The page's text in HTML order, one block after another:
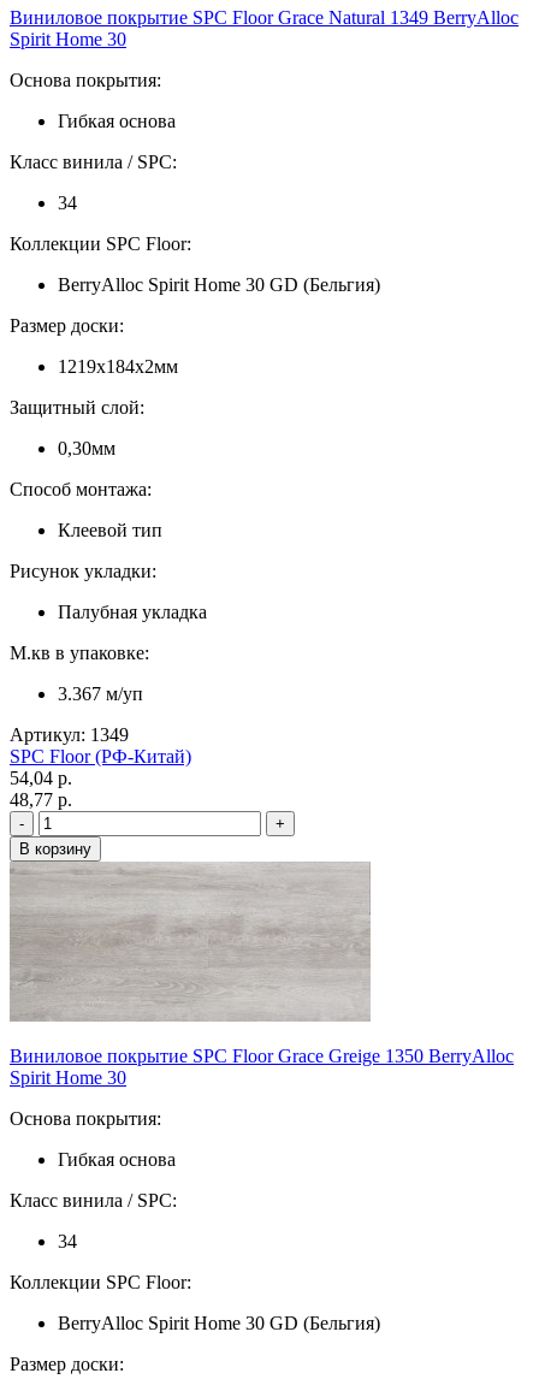
Виниловое покрытие SPC Floor Grace Natural 1349 BerryAlloc
Spirit Home 30
Основа покрытия:
Гибкая основа
Класс винила / SPC:
34
Коллекции SPC Floor:
BerryAlloc Spirit Home 30 GD (Бельгия)
Размер доски:
1219х184х2мм
Защитный слой:
0,30мм
Способ монтажа:
Клеевой тип
Рисунок укладки:
Палубная укладка
М.кв в упаковке:
3.367 м/уп
Артикул: 1349
SPC Floor (РФ-Китай)
54,04 p.
48,77 p.
Виниловое покрытие SPC Floor Grace Greige 1350 BerryAlloc
Spirit Home 30
Основа покрытия:
Гибкая основа
Класс винила / SPC:
34
Коллекции SPC Floor:
BerryAlloc Spirit Home 30 GD (Бельгия)
Размер доски: